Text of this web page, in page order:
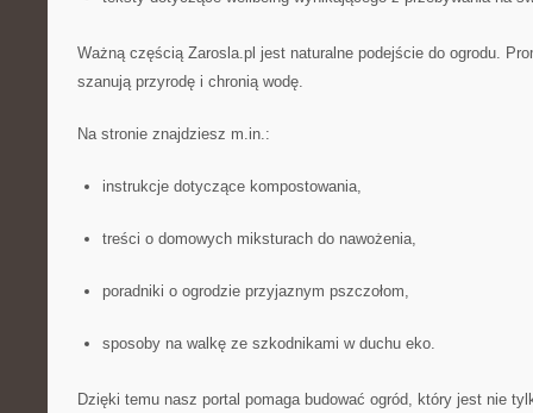
Ważną częścią Zarosla.pl jest naturalne podejście do ogrodu.
szanują przyrodę i chronią wodę.
Na stronie znajdziesz m.in.:
instrukcje dotyczące kompostowania,
treści o domowych miksturach do nawożenia,
poradniki o ogrodzie przyjaznym pszczołom,
sposoby na walkę ze szkodnikami w duchu eko.
Dzięki temu nasz portal pomaga budować ogród, który jest nie